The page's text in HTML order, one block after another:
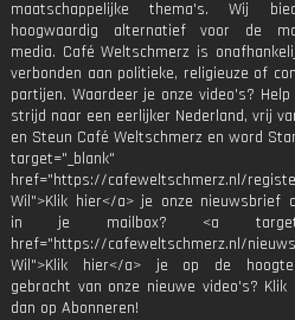
maatschappelijke thema's. Wij
hoogwaardig alternatief voor de
media. Café Weltschmerz is
verbonden aan politieke, religieuze of
partijen. Waardeer je onze video's?
strijd naar een eerlijker Nederland, vrij
en Steun Café Weltschmerz en word
target="_blank"
href="https://cafeweltschmerz.nl/
Wil">Klik hier</a> je onze nieuwsbrief
in je mailbox? <a
href="https://cafeweltschmerz.nl/
Wil">Klik hier</a> je op de
gebracht van onze nieuwe video's? Klik
dan op Abonneren!